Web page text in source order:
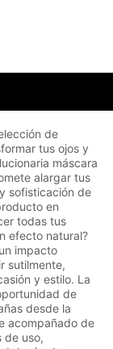
de
tus ojos y
máscara
alargar tus
sofisticación de
en
todas tus
efecto natural?
impacto
sutilmente,
y estilo. La
de
desde la
acompañado de
de uso,